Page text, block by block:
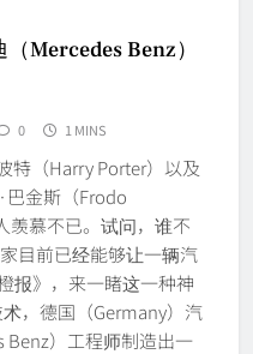
Mercedes Benz）
0 1 MINS
特（Harry Porter）以及
金斯（Frodo
羡慕不已。试问，谁不
目前已经能够让一辆汽
报》，来一睹这一种神
，德国（Germany）汽
Benz）工程师制造出一